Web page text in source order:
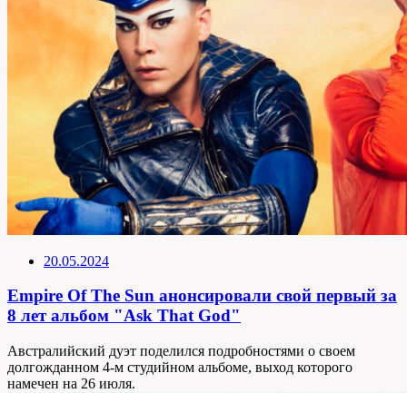
20.05.2024
Empire Of The Sun анонсировали свой первый за
8 лет альбом "Ask That God"
Австралийский дуэт поделился подробностями о своем
долгожданном 4-м студийном альбоме, выход которого
намечен на 26 июля.